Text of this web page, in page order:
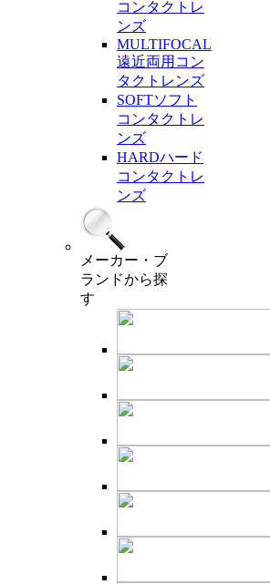
コンタクトレ
ンズ
MULTIFOCAL
遠近両用コン
タクトレンズ
SOFTソフト
コンタクトレ
ンズ
HARDハード
コンタクトレ
ンズ
メーカー・ブ
ランドから探
す